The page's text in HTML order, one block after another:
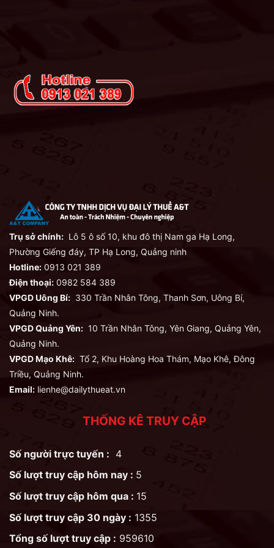
Trụ sở chính: Lô 5 ô số 10, khu đô thị Nam ga Hạ Long,
Phường Giếng đáy, TP Hạ Long, Quảng ninh
Hotline: 0913 021 389
Điện thoại: 0982 584 389
VPGD Uông Bí: 330 Trần Nhân Tông, Thanh Sơn, Uông Bí,
Quảng Ninh.
VPGD Quảng Yên: 10 Trần Nhân Tông, Yên Giang, Quảng Yên,
Quảng Ninh.
VPGD Mạo Khê: Tổ 2, Khu Hoàng Hoa Thám, Mạo Khê, Đông
Triều, Quảng Ninh.
Email: lienhe@dailythueat.vn
THỐNG KÊ TRUY CẬP
Số người trực tuyến : 4
Số lượt truy cập hôm nay : 5
Số lượt truy cập hôm qua : 15
Số lượt truy cập 30 ngày : 1355
Tổng số lượt truy cập : 959610